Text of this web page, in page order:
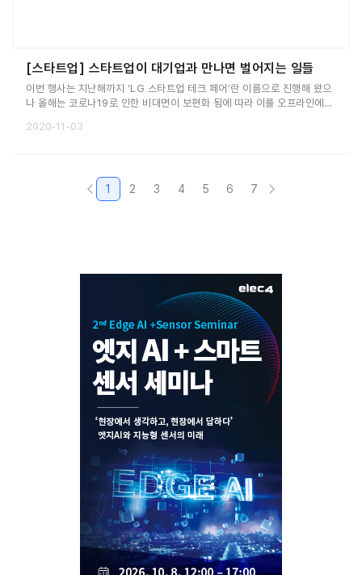
[스타트업] 스타트업이 대기업과 만나면 벌어지는 일들
이번 행사는 지난해까지 ‘LG 스타트업 테크 페어’란 이름으로 진행해 왔으
나 올해는 코로나19로 인한 비대면이 보편화 됨에 따라 이를 오프라인에서
‘LG 커넥트(LG CONNECT)’로 명칭을 변경했다.
2020-11-03
1 2 3 4 5 6 7